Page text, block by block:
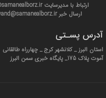
ارتباط با مدیرسایت ahmadi@samanealborz.ir
ارسال خبر shahrvand@samanealborz.ir
آدرس پسـتی
استان البرز _ کلانشهر کرج _ چهارراه
آموت پلاک 175_ پایگاه خبری سمن البرز